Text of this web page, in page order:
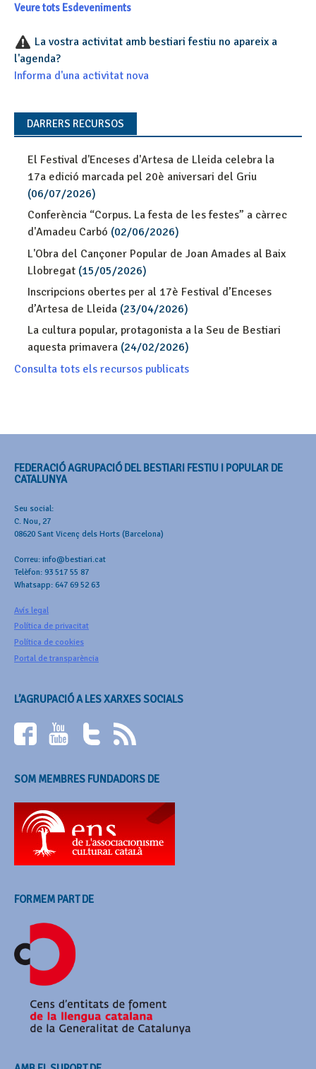
Veure tots Esdeveniments
La vostra activitat amb bestiari festiu no apareix a
l'agenda?
Informa d'una activitat nova
DARRERS RECURSOS
El Festival d'Enceses d'Artesa de Lleida celebra la
17a edició marcada pel 20è aniversari del Griu
(06/07/2026)
Conferència “Corpus. La festa de les festes” a càrrec
d'Amadeu Carbó (02/06/2026)
L'Obra del Cançoner Popular de Joan Amades al Baix
Llobregat (15/05/2026)
Inscripcions obertes per al 17è Festival d’Enceses
d’Artesa de Lleida (23/04/2026)
La cultura popular, protagonista a la Seu de Bestiari
aquesta primavera (24/02/2026)
Consulta tots els recursos publicats
FEDERACIÓ AGRUPACIÓ DEL BESTIARI FESTIU I POPULAR DE
CATALUNYA
Seu social:
C. Nou, 27
08620 Sant Vicenç dels Horts (Barcelona)
Correu: info@bestiari.cat
Telèfon: 93 517 55 87
Whatsapp: 647 69 52 63
Avís legal
Política de privacitat
Política de cookies
Portal de transparència
L’AGRUPACIÓ A LES XARXES SOCIALS
SOM MEMBRES FUNDADORS DE
FORMEM PART DE